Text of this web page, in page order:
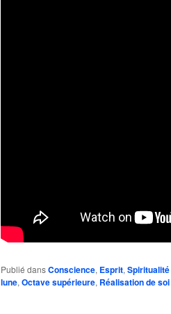
Publié dansConscience, Esprit, Spiritualité
lune, Octave supérieure, Réalisation de soi